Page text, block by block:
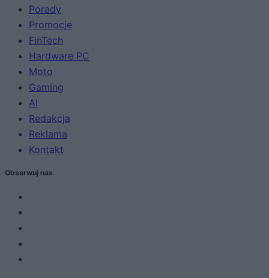
Porady
Promocje
FinTech
Hardware PC
Moto
Gaming
AI
Redakcja
Reklama
Kontakt
Obserwuj nas